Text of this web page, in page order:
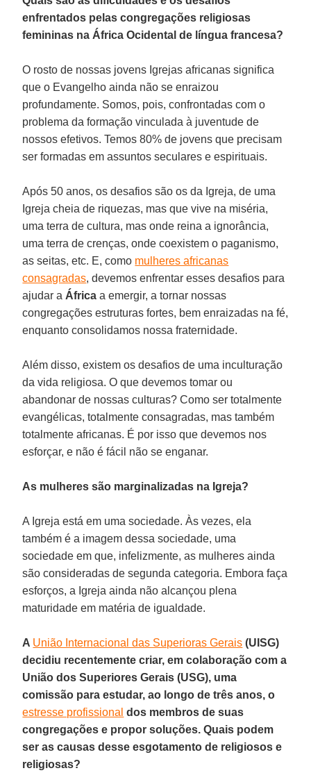
enfrentados pelas congregações religiosas
femininas na África Ocidental de língua francesa?
O rosto de nossas jovens Igrejas africanas significa
que o Evangelho ainda não se enraizou
profundamente. Somos, pois, confrontadas com o
problema da formação vinculada à juventude de
nossos efetivos. Temos 80% de jovens que precisam
ser formadas em assuntos seculares e espirituais.
Após 50 anos, os desafios são os da Igreja, de uma
Igreja cheia de riquezas, mas que vive na miséria,
uma terra de cultura, mas onde reina a ignorância,
uma terra de crenças, onde coexistem o paganismo,
as seitas, etc. E, como mulheres africanas
consagradas, devemos enfrentar esses desafios para
ajudar a África a emergir, a tornar nossas
congregações estruturas fortes, bem enraizadas na fé,
enquanto consolidamos nossa fraternidade.
Além disso, existem os desafios de uma inculturação
da vida religiosa. O que devemos tomar ou
abandonar de nossas culturas? Como ser totalmente
evangélicas, totalmente consagradas, mas também
totalmente africanas. É por isso que devemos nos
esforçar, e não é fácil não se enganar.
As mulheres são marginalizadas na Igreja?
A Igreja está em uma sociedade. Às vezes, ela
também é a imagem dessa sociedade, uma
sociedade em que, infelizmente, as mulheres ainda
são consideradas de segunda categoria. Embora faça
esforços, a Igreja ainda não alcançou plena
maturidade em matéria de igualdade.
A União Internacional das Superioras Gerais (UISG)
decidiu recentemente criar, em colaboração com a
União dos Superiores Gerais (USG), uma
comissão para estudar, ao longo de três anos, o
estresse profissional dos membros de suas
congregações e propor soluções. Quais podem
ser as causas desse esgotamento de religiosos e
religiosas?